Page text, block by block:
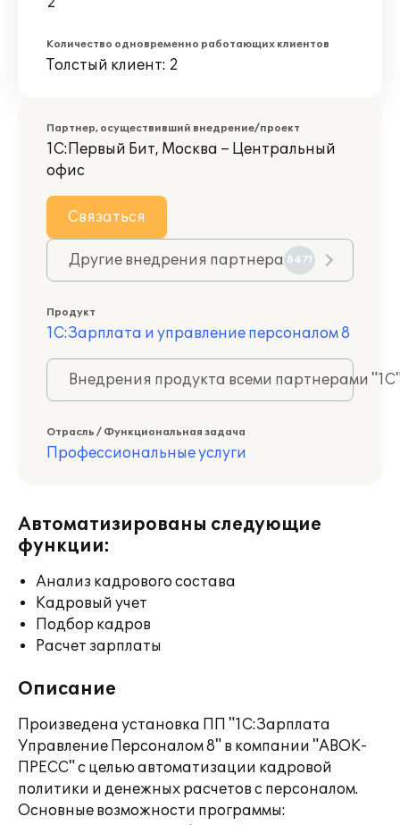
Количество одновременно работающих клиентов
Толстый клиент: 2
Партнер, осуществивший внедрение/проект
1С:Первый Бит, Москва – Центральный
офис
Связаться
Другие внедрения партнера 8471
Продукт
1С:Зарплата и управление персоналом 8
Внедрения продукта всеми партнерами
Отрасль / Функциональная задача
Профессиональные услуги
Автоматизированы следующие
функции:
Анализ кадрового состава
Кадровый учет
Подбор кадров
Расчет зарплаты
Описание
Произведена установка ПП "1С:Зарплата
Управление Персоналом 8" в компании "АВОК-
ПРЕСС" с целью автоматизации кадровой
политики и денежных расчетов с персоналом.
Основные возможности программы: